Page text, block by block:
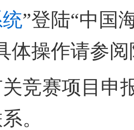
”登陆“中国
体操作请参
赛项目申报
。